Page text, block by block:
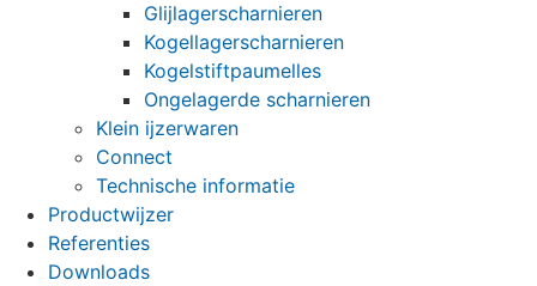
Glijlagerscharnieren
Kogellagerscharnieren
Kogelstiftpaumelles
Ongelagerde scharnieren
Klein ijzerwaren
Connect
Technische informatie
Productwijzer
Referenties
Downloads